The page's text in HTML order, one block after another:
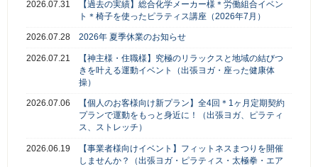
2026.07.31
【過去の実績】総合化学メーカー様＊労働組合イベン
ト＊椅子を使ったピラティス講座（2026年7月）
2026.07.28 2026年 夏季休業のお知らせ
2026.07.21
【神主様・住職様】究極のリラックスと地域の結びつ
きを叶える運動イベント（出張ヨガ・座った健康体
操）
2026.07.06
【個人のお客様向け新プラン】全4回＊1ヶ月定期契約
プランで運動をもっと身近に！（出張ヨガ、ピラティ
ス、ストレッチ）
2026.06.19
【事業者様向けイベント】フィットネスまつりを開催
しませんか？（出張ヨガ・ピラティス・太極拳・エア